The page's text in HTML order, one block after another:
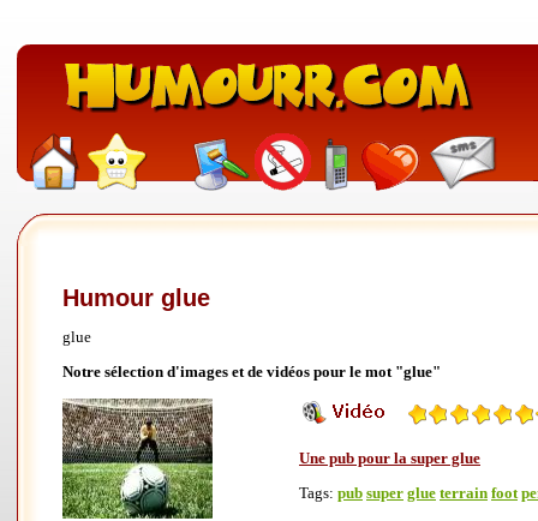
Humour glue
glue
Notre sélection d'images et de vidéos pour le mot "glue"
Une pub pour la super glue
Tags: pub super glue terrain foot